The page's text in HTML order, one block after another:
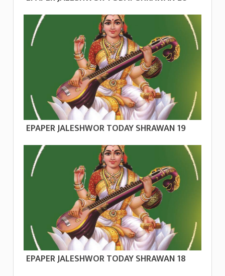
EPAPER JALESHWOR TODAY SHRAWAN 19
EPAPER JALESHWOR TODAY SHRAWAN 18